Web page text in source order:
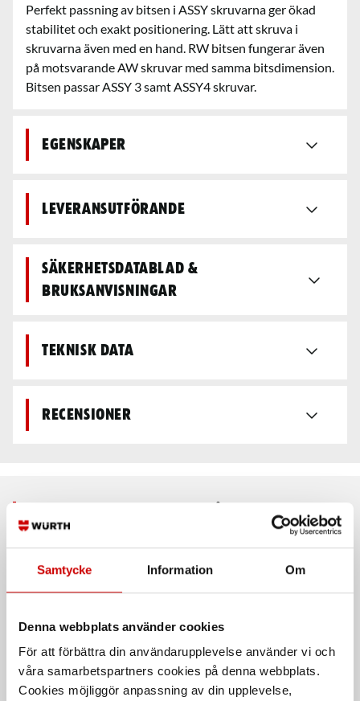
Samtycke Information Om
Denna webbplats använder cookies
För att förbättra din användarupplevelse använder vi och
våra samarbetspartners cookies på denna webbplats.
Cookies möjliggör anpassning av din upplevelse,
Perfekt passning av bitsen i ASSY skruvarna ger ökad
stabilitet och exakt positionering. Lätt att skruva i
skruvarna även med en hand. RW bitsen fungerar även
på motsvarande AW skruvar med samma bitsdimension.
Bitsen passar ASSY 3 samt ASSY4 skruvar.
Egenskaper
Leveransutförande
Säkerhetsdatablad &
bruksanvisningar
Teknisk data
Recensioner
Rekommenderat baserat på vald produkt
Bitssats 1/4" mix Bitssats 1/4" med